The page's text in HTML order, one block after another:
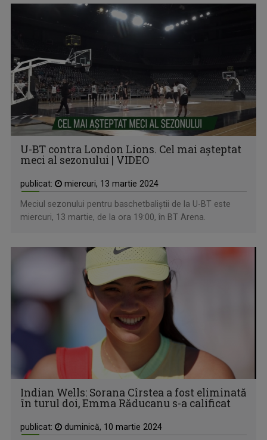
U-BT contra London Lions. Cel mai așteptat
meci al sezonului | VIDEO
publicat: miercuri, 13 martie 2024
Meciul sezonului pentru baschetbaliștii de la U-BT este
miercuri, 13 martie, de la ora 19:00, în BT Arena.
Indian Wells: Sorana Cîrstea a fost eliminată
în turul doi, Emma Răducanu s-a calificat
publicat: duminică, 10 martie 2024